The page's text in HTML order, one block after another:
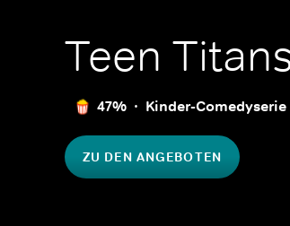
Teen
47% Kinder-Comedyserie
ZU DEN ANGEBOTEN